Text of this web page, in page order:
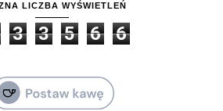
LICZBA WYŚWIETLEŃ
3 3 5 6 6